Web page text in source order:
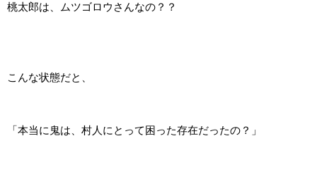
桃太郎は、ムツゴロウさんなの？？
こんな状態だと、
「本当に鬼は、村人にとって困った存在だったの？」